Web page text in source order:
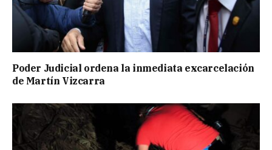
Poder Judicial ordena la inmediata excarcelación
de Martín Vizcarra